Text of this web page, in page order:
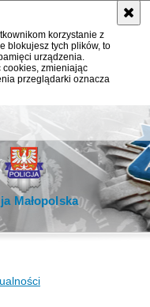
korzystanie z
blokujesz tych plików, to
urządzenia.
cookies, zmieniając
przeglądarki oznacza
Małopolska